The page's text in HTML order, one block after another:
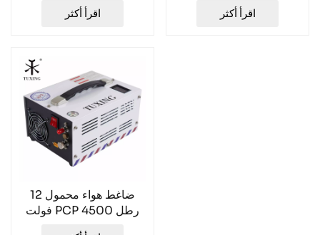
اقرأ أكثر اقرأ أكثر
ضاغط هواء محمول 12
فولت PCP 4500 رطل